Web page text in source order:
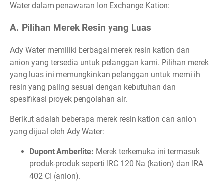
Water dalam penawaran Ion Exchange Kation:
A. Pilihan Merek Resin yang Luas
Ady Water memiliki berbagai merek resin kation dan
anion yang tersedia untuk pelanggan kami. Pilihan merek
yang luas ini memungkinkan pelanggan untuk memilih
resin yang paling sesuai dengan kebutuhan dan
spesifikasi proyek pengolahan air.
Berikut adalah beberapa merek resin kation dan anion
yang dijual oleh Ady Water:
Dupont Amberlite: Merek terkemuka ini termasuk
produk-produk seperti IRC 120 Na (kation) dan IRA
402 CI (anion).